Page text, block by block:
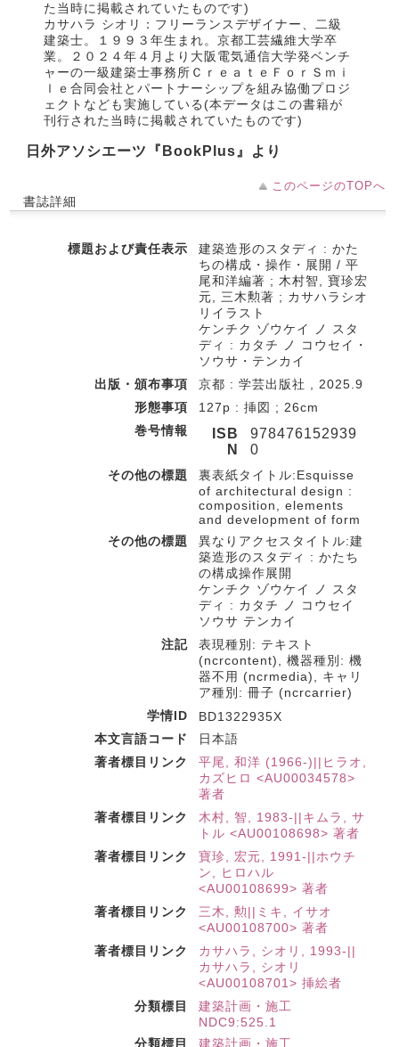
た当時に掲載されていたものです)
カサハラ シオリ：フリーランスデザイナー、二級
建築士。１９９３年生まれ。京都工芸繊維大学卒
業。２０２４年４月より大阪電気通信大学発ベンチ
ャーの一級建築士事務所ＣｒｅａｔｅＦｏｒＳｍｉ
ｌｅ合同会社とパートナーシップを組み協働プロジ
ェクトなども実施している(本データはこの書籍が
刊行された当時に掲載されていたものです)
日外アソシエーツ『BookPlus』より
このページのTOPへ
書誌詳細
標題および責任表示
建築造形のスタディ : かた
ちの構成・操作・展開 / 平
尾和洋編著 ; 木村智, 寶珍宏
元, 三木勲著 ; カサハラシオ
リイラスト
ケンチク ゾウケイ ノ スタ
ディ : カタチ ノ コウセイ・
ソウサ・テンカイ
出版・頒布事項
京都 : 学芸出版社 , 2025.9
形態事項
127p : 挿図 ; 26cm
巻号情報
ISB
N
978476152939
0
その他の標題
裏表紙タイトル:Esquisse
of architectural design :
composition, elements
and development of form
その他の標題
異なりアクセスタイトル:建
築造形のスタディ : かたち
の構成操作展開
ケンチク ゾウケイ ノ スタ
ディ : カタチ ノ コウセイ
ソウサ テンカイ
注記
表現種別: テキスト
(ncrcontent), 機器種別: 機
器不用 (ncrmedia), キャリ
ア種別: 冊子 (ncrcarrier)
学情ID
BD1322935X
本文言語コード
日本語
著者標目リンク
平尾, 和洋 (1966-)||ヒラオ,
カズヒロ <AU00034578>
著者
著者標目リンク
木村, 智, 1983-||キムラ, サ
トル <AU00108698> 著者
著者標目リンク
寶珍, 宏元, 1991-||ホウチ
ン, ヒロハル
<AU00108699> 著者
著者標目リンク
三木, 勲||ミキ, イサオ
<AU00108700> 著者
著者標目リンク
カサハラ, シオリ, 1993-||
カサハラ, シオリ
<AU00108701> 挿絵者
分類標目
建築計画・施工
NDC9:525.1
分類標目
建築計画・施工